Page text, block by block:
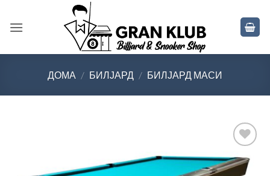
ДОМА / БИЛЈАРД / БИЛЈАРД МАСИ
Во
желботека